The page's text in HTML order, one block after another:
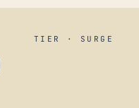
TIER · SURGE